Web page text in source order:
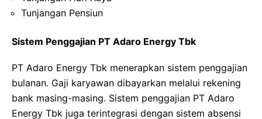
Tunjangan Pensiun
Sistem Penggajian PT Adaro Energy Tbk
PT Adaro Energy Tbk menerapkan sistem penggajian
bulanan. Gaji karyawan dibayarkan melalui rekening
bank masing-masing. Sistem penggajian PT Adaro
Energy Tbk juga terintegrasi dengan sistem absensi